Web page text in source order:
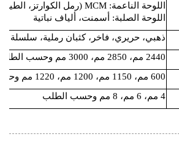
اللوحة الناعمة: MCM (رمل الكوارتز، الطين)
اللوحة الصلبة: أسمنت، ألياف نباتية
ذهبي، حريري، فاخر، كثبان رملية، سلسلة
2440 مم، 2850 مم، 3000 مم وحسب الطلب
600 مم، 1150 مم، 1200 مم، 1220 مم وحسب الطلب
4 مم، 6 مم، 8 مم وحسب الطلب